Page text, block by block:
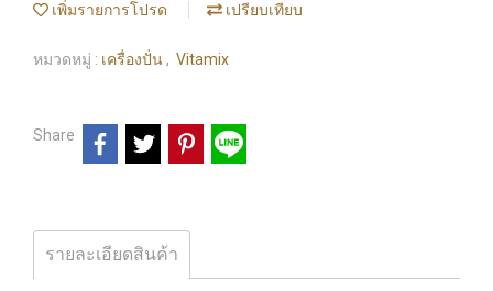
เพิ่มรายการโปรด เปรียบเทียบ
หมวดหมู่ : เครื่องปั่น , Vitamix
Share
รายละเอียดสินค้า